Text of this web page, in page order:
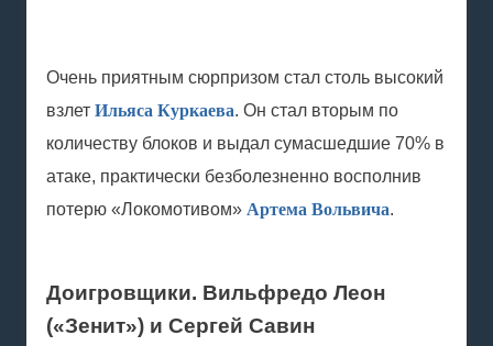
Очень приятным сюрпризом стал столь высокий
взлет Ильяса Куркаева. Он стал вторым по
количеству блоков и выдал сумасшедшие 70% в
атаке, практически безболезненно восполнив
потерю «Локомотивом» Артема Вольвича.
Доигровщики. Вильфредо Леон
(«Зенит») и Сергей Савин